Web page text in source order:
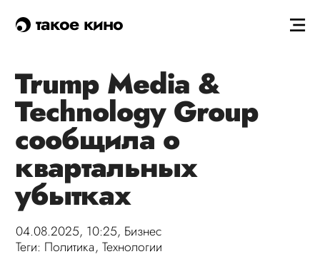
такое кино
Trump Media &
Technology Group
сообщила о
квартальных
убытках
04.08.2025, 10:25, Бизнес
Теги: Политика,Технологии